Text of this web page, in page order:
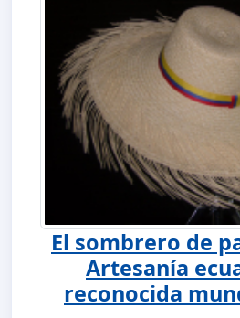
El sombrero de
Artesanía
reconocida